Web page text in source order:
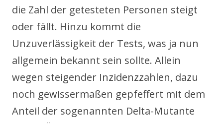
die Zahl der getesteten Personen steigt
oder fällt. Hinzu kommt die
Unzuverlässigkeit der Tests, was ja nun
allgemein bekannt sein sollte. Allein
wegen steigender Inzidenzzahlen, dazu
noch gewissermaßen gepfeffert mit dem
Anteil der sogenannten Delta-Mutante